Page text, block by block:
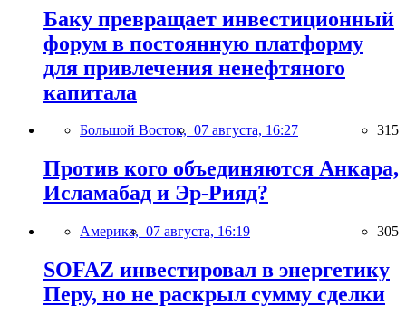
Баку превращает инвестиционный
форум в постоянную платформу
для привлечения ненефтяного
капитала
Большой Восток, 07 августа, 16:27 315
Против кого объединяются Анкара,
Исламабад и Эр-Рияд?
Америка, 07 августа, 16:19 305
SOFAZ инвестировал в энергетику
Перу, но не раскрыл сумму сделки